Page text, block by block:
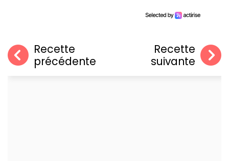
Recette
précédente
Recette
suivante